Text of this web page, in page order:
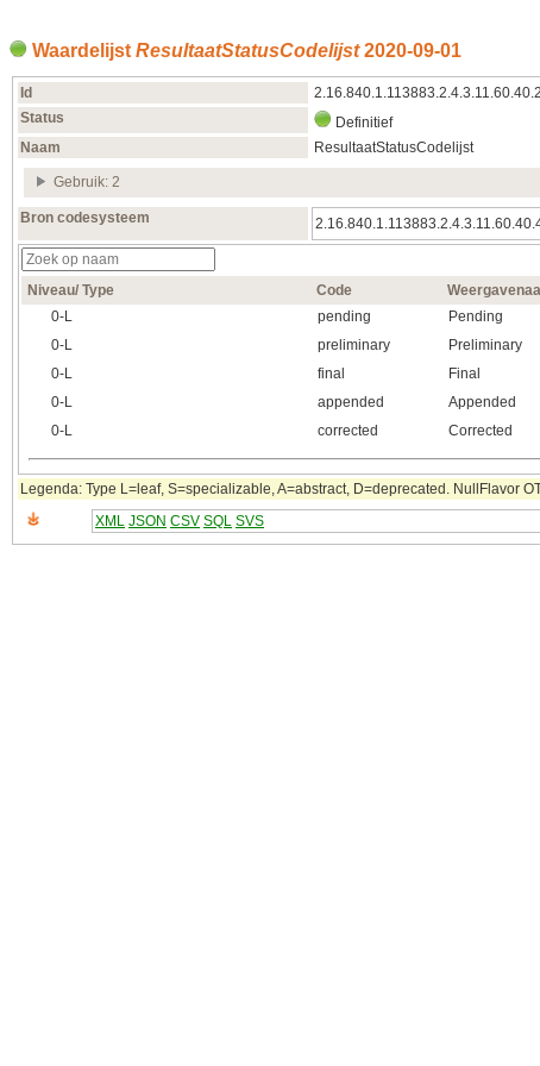
Waardelijst ResultaatStatusCodelijst2020‑09‑01
Id
Status
Definitief
Naam
ResultaatStatusCodelijst
Gebruik: 2
Bron codesysteem
Niveau/ Type Code
0‑L
pending Pending
0‑L
preliminary Preliminary
0‑L
final Final
0‑L
appended Appended
0‑L
corrected Corrected
Legenda: Type L=leaf, S=specializable, A=abstract, D=deprecated. NullFlavor
XML JSON CSV SQL SVS